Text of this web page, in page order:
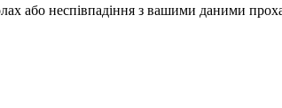
або неспівпадіння з вашими даними